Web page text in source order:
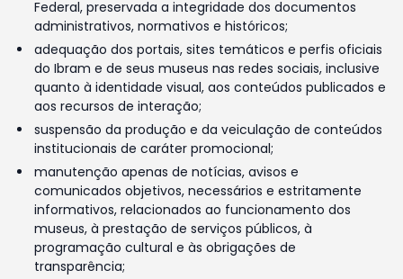
Federal, preservada a integridade dos documentos
administrativos, normativos e históricos;
adequação dos portais, sites temáticos e perfis oficiais
do Ibram e de seus museus nas redes sociais, inclusive
quanto à identidade visual, aos conteúdos publicados e
aos recursos de interação;
suspensão da produção e da veiculação de conteúdos
institucionais de caráter promocional;
manutenção apenas de notícias, avisos e
comunicados objetivos, necessários e estritamente
informativos, relacionados ao funcionamento dos
museus, à prestação de serviços públicos, à
programação cultural e às obrigações de
transparência;